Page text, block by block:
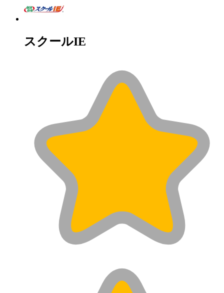
スクールIE